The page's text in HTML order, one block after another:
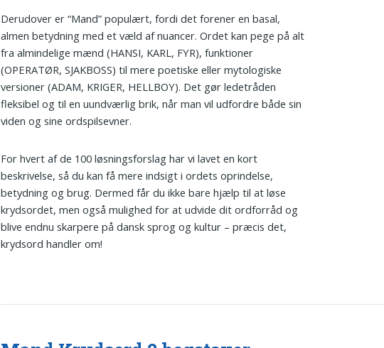
Derudover er “Mand” populært, fordi det forener en basal,
almen betydning med et væld af nuancer. Ordet kan pege på alt
fra almindelige mænd (HANSI, KARL, FYR), funktioner
(OPERATØR, SJAKBOSS) til mere poetiske eller mytologiske
versioner (ADAM, KRIGER, HELLBOY). Det gør ledetråden
fleksibel og til en uundværlig brik, når man vil udfordre både sin
viden og sine ordspilsevner.
For hvert af de 100 løsningsforslag har vi lavet en kort
beskrivelse, så du kan få mere indsigt i ordets oprindelse,
betydning og brug. Dermed får du ikke bare hjælp til at løse
krydsordet, men også mulighed for at udvide dit ordforråd og
blive endnu skarpere på dansk sprog og kultur – præcis det,
krydsord handler om!